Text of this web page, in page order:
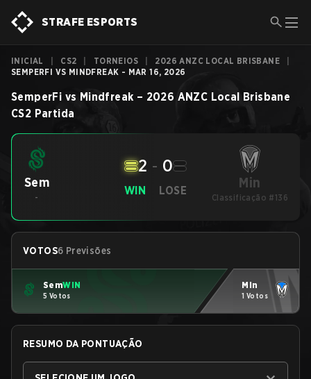
STRAFE ESPORTS
INICIAL CS2 TORNEIOS 2026 ANZC LOCAL BRISBANE
SEMPERFI VS MINDFREAK - MAR 16, 2026
SemperFi vs Mindfreak – 2026 ANZC Local Brisbane
CS2 Partida
Sem
-
WIN
2 - 0
LOSE Min
Classificação #136
VOTOS6 Previsões
SemWIN
5 Votos
Min
1 Votos
RESUMO DA PONTUAÇÃO